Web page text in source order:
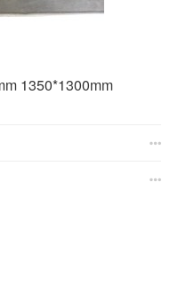
1350*1300mm